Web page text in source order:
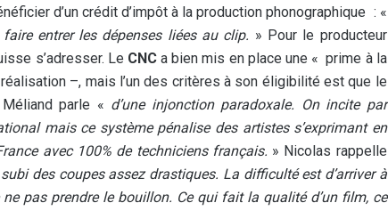
d’un crédit d’impôt à la production phonographique : «
entrer les dépenses liées au clip. » Pour le producteur
s’adresser. Le CNCa bien mis en place une « prime à la
–, mais l’un des critères à son éligibilité est que le
parle « d’une injonction paradoxale. On incite par
mais ce système pénalise des artistes s’exprimant en
avec 100% de techniciens français. » Nicolas rappelle
des coupes assez drastiques. La difficulté est d’arriver à
pas prendre le bouillon. Ce qui fait la qualité d’un film, ce